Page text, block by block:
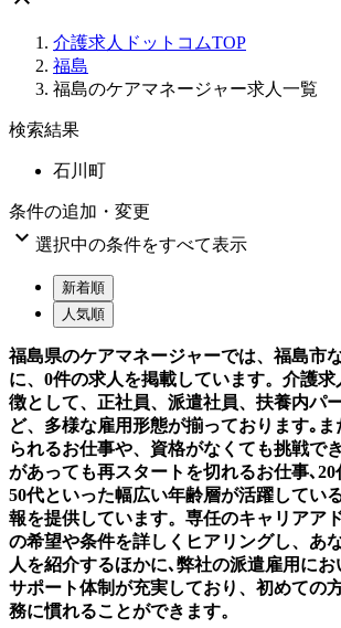
介護求人ドットコムTOP
福島
福島のケアマネージャー求人一覧
検索結果
石川町
条件の追加・変更
 選択中の条件をすべて表示
新着順
人気順
福島県のケアマネージャーでは、福島市
に、0件の求人を掲載しています。介護
徴として、正社員、派遣社員、扶養内パ
ど、多様な雇用形態が揃っております｡
られるお仕事や、資格がなくても挑戦で
があっても再スタートを切れるお仕事､20
50代といった幅広い年齢層が活躍してい
報を提供しています。専任のキャリアア
の希望や条件を詳しくヒアリングし、あ
人を紹介するほかに､弊社の派遣雇用に
サポート体制が充実しており、初めての
務に慣れることができます。